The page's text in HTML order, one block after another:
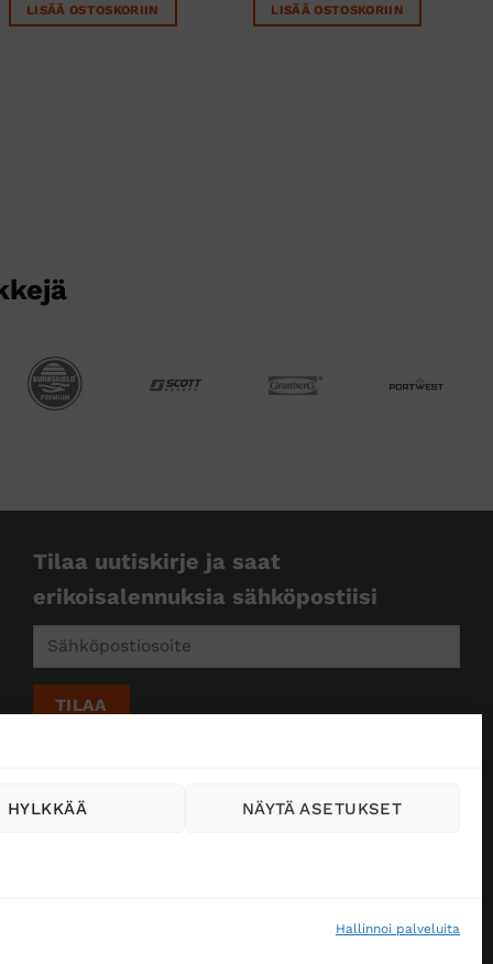
Hallinnoi palveluita
HYLKKÄÄ NÄYTÄ ASETUKSET
LISÄÄ OSTOSKORIIN LISÄÄ OSTOSKORIIN
Tilaa uutiskirje ja saat
erikoisalennuksia sähköpostiisi